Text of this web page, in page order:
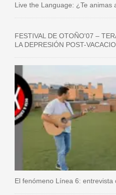
Live the Language: ¿Te animas
FESTIVAL DE OTOÑO'07 –
LA DEPRESIÓN POST-
El fenómeno Línea 6: entrevista